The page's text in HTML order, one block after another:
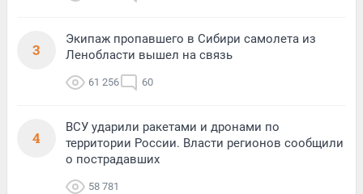
3
Экипаж пропавшего в Сибири самолета из
Ленобласти вышел на связь
61 256 60
4
ВСУ ударили ракетами и дронами по
территории России. Власти регионов сообщили
о пострадавших
58 781